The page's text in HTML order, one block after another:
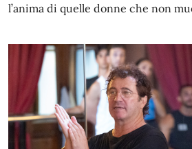
l’anima di quelle donne che non